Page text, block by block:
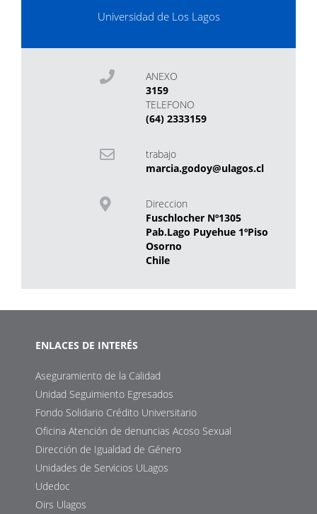
Universidad de Los Lagos
ANEXO
3159
TELEFONO
(64) 2333159
trabajo
marcia.godoy@ulagos.cl
Direccion
Fuschlocher Nº1305
Pab.Lago Puyehue 1ºPiso
Osorno
Chile
ENLACES DE INTERÉS
Aseguramiento de la Calidad
Unidad Seguimiento Egresados
Fondo Solidario Crédito Universitario
Oficina Atención de denuncias Acoso Sexual
Dirección de Igualdad de Género
Unidades de Servicios ULagos
Udedoc
Oirs Ulagos